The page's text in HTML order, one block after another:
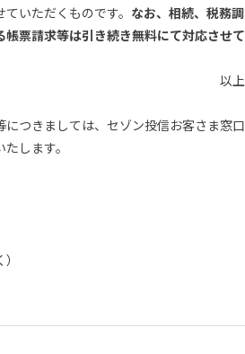
いただくものです。 なお、相続、税務調
票請求等は引き続き無料にて対応させて
以上
つきましては、セゾン投信お客さま窓口
します。